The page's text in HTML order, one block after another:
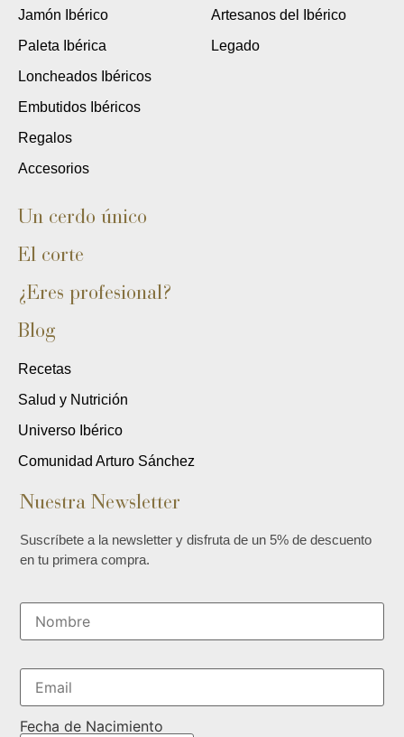
Jamón Ibérico
Paleta Ibérica
Loncheados Ibéricos
Embutidos Ibéricos
Regalos
Accesorios
Artesanos del Ibérico
Legado
Un cerdo único
El corte
¿Eres profesional?
Blog
Recetas
Salud y Nutrición
Universo Ibérico
Comunidad Arturo Sánchez
Nuestra Newsletter
Suscríbete a la newsletter y disfruta de un 5% de descuento
en tu primera compra.
Fecha de Nacimiento